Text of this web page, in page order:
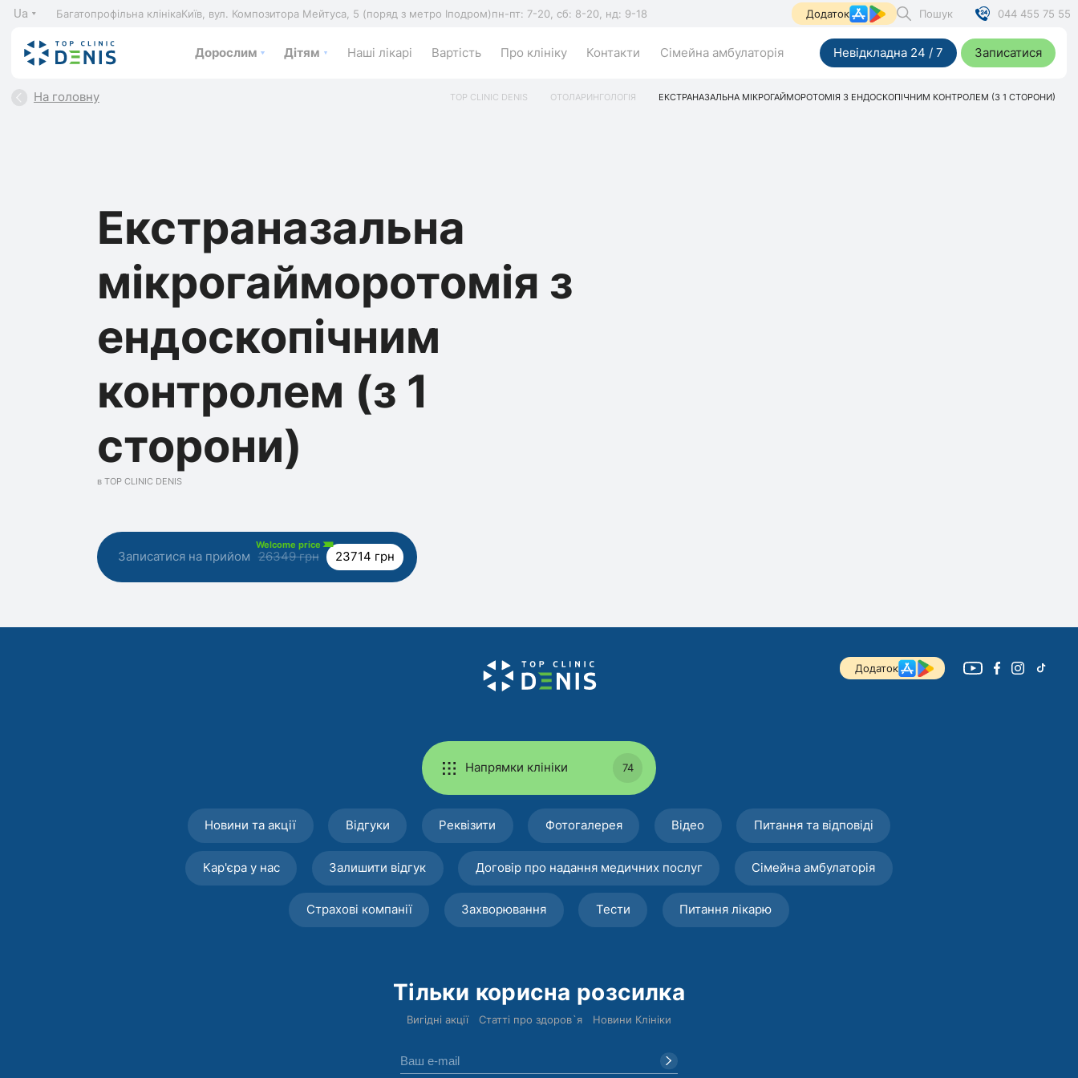
Ua Багатопрофільна клінікаКиїв, вул. Композитора Мейтуса, 5 (поряд з метро Іподром)пн-пт: 7-20, сб: 8-20, нд: 9-18 Додаток Пошук 044 455 75 55
Дорослим Дітям Наші лікарі Вартість Про клініку Контакти Сімейна амбулаторія Невідкладна 24 / 7 Записатися
На головну TOP CLINIC DENIS ОТОЛАРИНГОЛОГІЯ ЕКСТРАНАЗАЛЬНА МІКРОГАЙМОРОТОМІЯ З ЕНДОСКОПІЧНИМ КОНТРОЛЕМ (З 1 СТОРОНИ)
Екстраназальна
мікрогайморотомія з
ендоскопічним
контролем (з 1
сторони)
в TOP CLINIC DENIS
Записатися на прийом
Welcome price
26349 грн 23714 грн
Додаток
Напрямки клініки 74
Новини та акції Відгуки Реквізити Фотогалерея Відео Питання та відповіді
Кар'єра у нас Залишити відгук Договір про надання медичних послуг Сімейна амбулаторія
Страхові компанії Захворювання Тести Питання лікарю
Тільки корисна розсилка
Вигідні акції Статті про здоров`я Новини Клініки